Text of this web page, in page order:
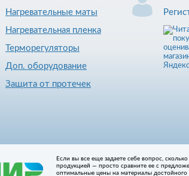
Нагревательные маты
Нагревательная пленка
Терморегуляторы
Доп. оборудование
Защита от протечек
Если вы все еще задаете себе вопрос,
продукцией — просто сравните ее с
оптимальные цены на материалы достойного